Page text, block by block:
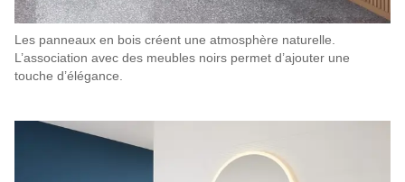
Les panneaux en bois créent une atmosphère naturelle.
L’association avec des meubles noirs permet d’ajouter une
touche d’élégance.